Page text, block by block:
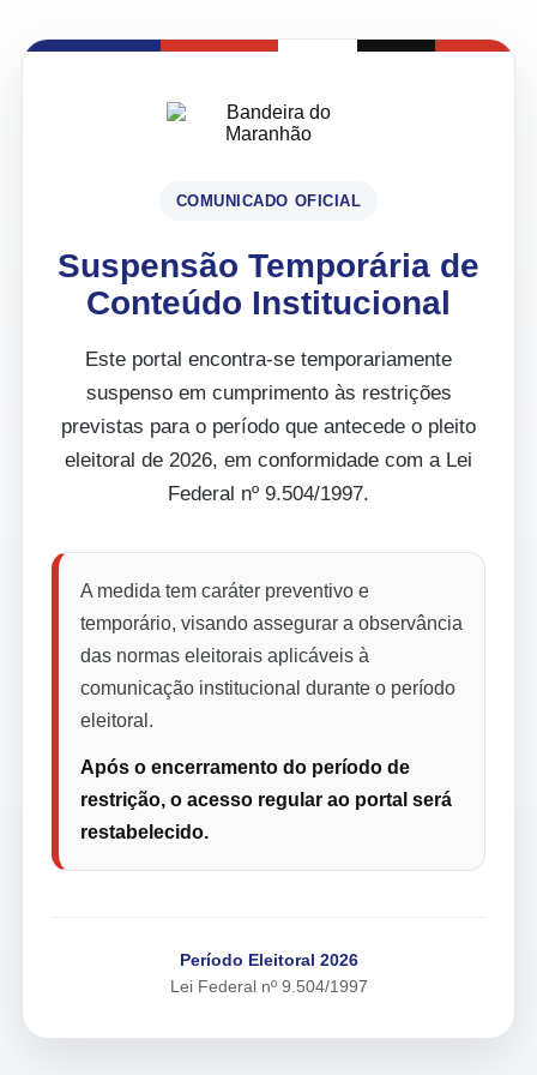
COMUNICADO OFICIAL
Suspensão Temporária de
Conteúdo Institucional
Este portal encontra-se temporariamente
suspenso em cumprimento às restrições
previstas para o período que antecede o pleito
eleitoral de 2026, em conformidade com a Lei
Federal nº 9.504/1997.
A medida tem caráter preventivo e
temporário, visando assegurar a observância
das normas eleitorais aplicáveis à
comunicação institucional durante o período
eleitoral.
Após o encerramento do período de
restrição, o acesso regular ao portal será
restabelecido.
Período Eleitoral 2026
Lei Federal nº 9.504/1997